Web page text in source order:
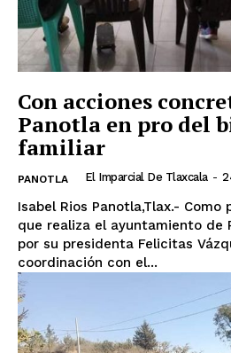
Con acciones
Panotla en pro del
familiar
PANOTLA El Imparcial De Tlaxcala -
Isabel Rios Panotla,Tlax.- Como parte de las acciones
que realiza el ayuntamiento de
por su presidenta Felicitas
coordinación con el...